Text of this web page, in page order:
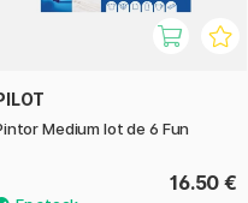
Medium lot de 6 Fun
16.50 €